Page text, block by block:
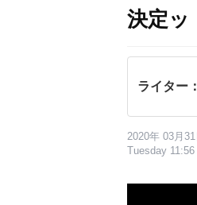
決定ッ
ライター
2020年 03月31
Tuesday 11:56